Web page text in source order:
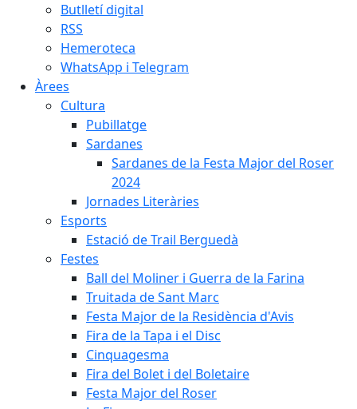
Butlletí digital
RSS
Hemeroteca
WhatsApp i Telegram
Àrees
Cultura
Pubillatge
Sardanes
Sardanes de la Festa Major del Roser
2024
Jornades Literàries
Esports
Estació de Trail Berguedà
Festes
Ball del Moliner i Guerra de la Farina
Truitada de Sant Marc
Festa Major de la Residència d'Avis
Fira de la Tapa i el Disc
Cinquagesma
Fira del Bolet i del Boletaire
Festa Major del Roser